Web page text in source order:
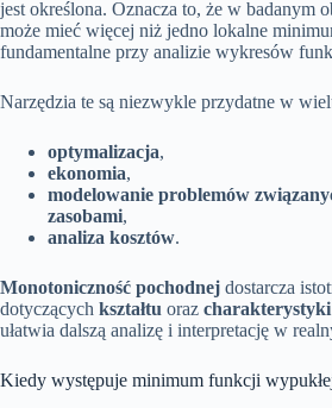
jest określona. Oznacza to, że w badanym
może mieć więcej niż jedno lokalne
fundamentalne przy analizie wykresów
Narzędzia te są niezwykle przydatne w
optymalizacja,
ekonomia,
modelowanie problemów
zasobami,
analiza kosztów.
Monotoniczność pochodnej dostarcza
dotyczących kształtu oraz
ułatwia dalszą analizę i interpretację w
Kiedy występuje minimum funkcji